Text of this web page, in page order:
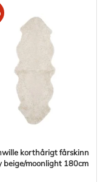
korthårigt fårskinn
beige/moonlight 180cm